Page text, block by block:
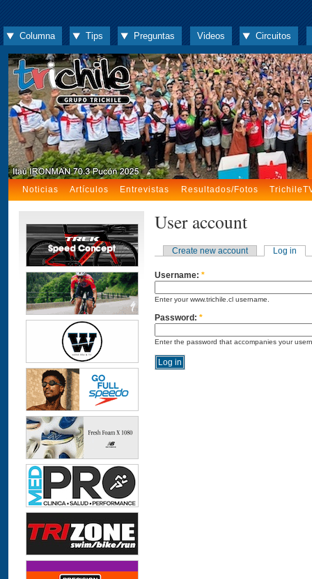
Columna Tips Preguntas Videos Circuitos
Noticias Artículos Entrevistas Resultados/Fotos
User account
Create new account Log in
Username: *
Enter your www.trichile.cl username.
Password: *
Enter the password that accompanies your